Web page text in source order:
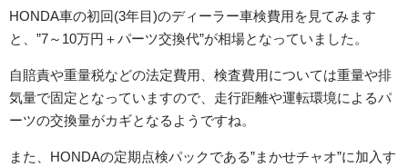
HONDA車の初回(3年目)のディーラー車検費用を見てみます
と、”7～10万円＋パーツ交換代”が相場となっていました。
自賠責や重量税などの法定費用、検査費用については重量や排
気量で固定となっていますので、走行距離や運転環境によるパ
ーツの交換量がカギとなるようですね。
また、HONDAの定期点検パックである”まかせチャオ”に加入す